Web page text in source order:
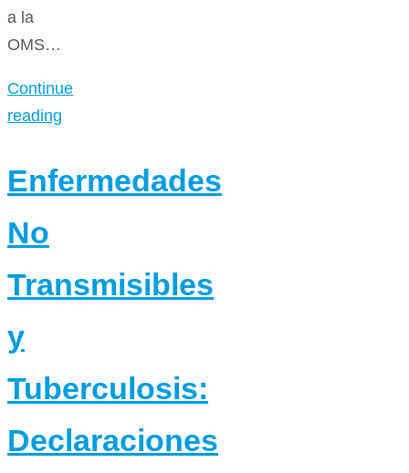
a la
OMS…
Continue
reading
Enfermedades
No
Transmisibles
y
Tuberculosis:
Declaraciones